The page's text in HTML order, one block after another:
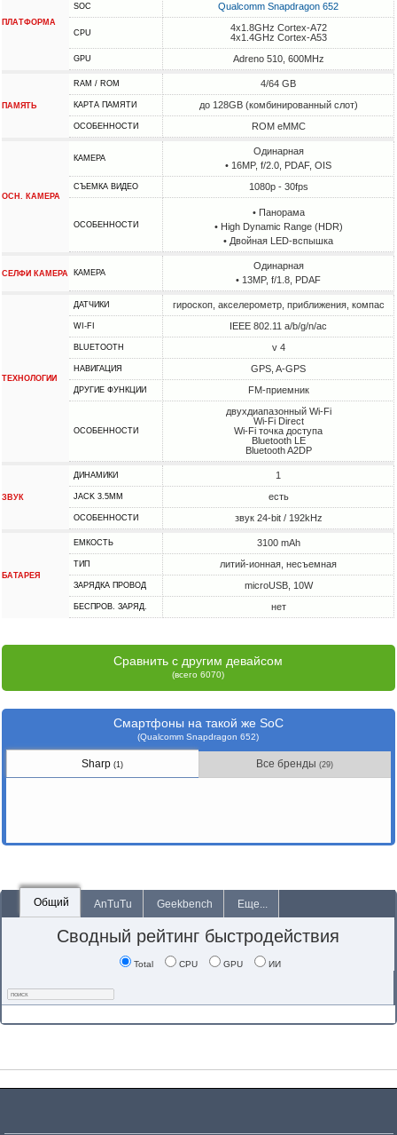
ПЛАТФОРМА
SOC Qualcomm Snapdragon 652
CPU
4x1.8GHz Cortex-A72
4x1.4GHz Cortex-A53
GPU Adreno 510, 600MHz
ПАМЯТЬ
RAM / ROM 4/64 GB
КАРТА ПАМЯТИ до 128GB (комбинированный слот)
ОСОБЕННОСТИ ROM eMMC
ОСН. КАМЕРА
КАМЕРА
Одинарная
• 16MP, f/2.0, PDAF, OIS
СЪЕМКА ВИДЕО 1080p - 30fps
ОСОБЕННОСТИ
• Панорама
• High Dynamic Range (HDR)
• Двойная LED-вспышка
СЕЛФИ КАМЕРА КАМЕРА
Одинарная
• 13MP, f/1.8, PDAF
ТЕХНОЛОГИИ
ДАТЧИКИ гироскоп, акселерометр, приближения, компас
WI-FI IEEE 802.11 a/b/g/n/ac
BLUETOOTH v 4
НАВИГАЦИЯ GPS, A-GPS
ДРУГИЕ ФУНКЦИИ FM-приемник
ОСОБЕННОСТИ
двухдиапазонный Wi-Fi
Wi-Fi Direct
Wi-Fi точка доступа
Bluetooth LE
Bluetooth A2DP
ЗВУК
ДИНАМИКИ 1
JACK 3.5MM есть
ОСОБЕННОСТИ звук 24-bit / 192kHz
БАТАРЕЯ
ЕМКОСТЬ 3100 mAh
ТИП литий-ионная, несъемная
ЗАРЯДКА ПРОВОД microUSB, 10W
БЕСПРОВ. ЗАРЯД. нет
Сравнить с другим девайсом
(всего 6070)
Смартфоны на такой же SoC
(Qualcomm Snapdragon 652)
Sharp(1) Все бренды(29)
Общий AnTuTu Geekbench Еще...
Сводный рейтинг быстродействия
Total CPU GPU ИИ